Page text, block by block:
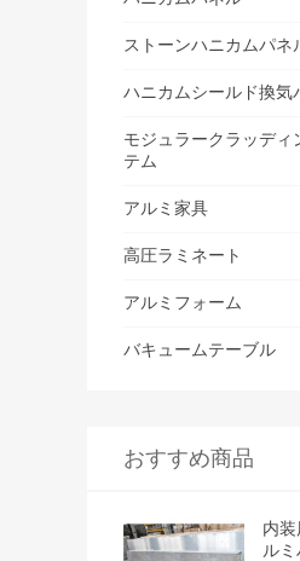
ストーンハニカムパネ
ハニカムシールド換気
モジュラークラッディ
テム
アルミ家具
高圧ラミネート
アルミフォーム
バキュームテーブル
おすすめ商品
内
ル